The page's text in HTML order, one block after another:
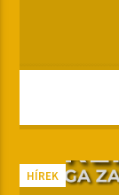
HÍREK